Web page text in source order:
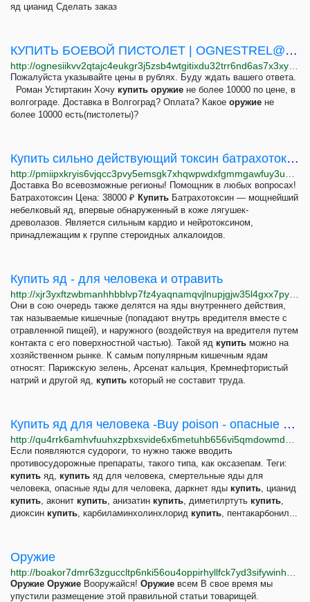
яд цианид Сделать заказ
КУПИТЬ БОЕВОЙ ПИСТОЛЕТ | OGNESTREL@TUTA.COM
Пожалуйста указывайте цены в рублях. Буду ждать вашего ответа.
Роман Устиртакин Хочу купить оружие не более 10000 по цене, в
волгограде. Доставка в Волгоград? Оплата? Какое оружие не
более 10000 есть(пистолеты)?
Купить сильно действующий токсин батрахотоксин
Доставка Во всевозможные регионы! Помощник в любых вопросах!
Батрахотоксин Цена: 38000 ₽ Купить Батрахотоксин — мощнейший
небелковый яд, впервые обнаруженный в коже лягушек-
древолазов. Является сильным кардио и нейротоксином,
принадлежащим к группе стероидных алкалоидов.
Купить яд - для человека и отравить
Они в сою очередь также делятся на яды внутреннего действия,
так называемые кишечные (попадают внутрь вредителя вместе с
отравленной пищей), и наружного (воздействуя на вредителя путем
контакта с его поверхностной частью). Такой яд купить можно на
хозяйственном рынке. К самым популярным кишечным ядам
относят: Парижскую зелень, Арсенат кальция, Кремнефтористый
натрий и другой яд, купить который не составит труда.
Купить яд для человека -Buy poison - опасные и смертельные в даркнет
Если появляются судороги, то нужно также вводить
противосудорожные препараты, такого типа, как оксазепам. Теги:
купить яд, купить яд для человека, смертельные яды для
человека, опасные яды для человека, даркнет яды купить, цианид
купить, аконит купить, анизатин купить, диметилртуть купить,
диоксин купить, карбиламинхолинхлорид купить, пентакарбонил...
Оружие
Оружие Оружие Вооружайся! Оружие всем В свое время мы
упустили размещение этой правильной статьи товарищей.